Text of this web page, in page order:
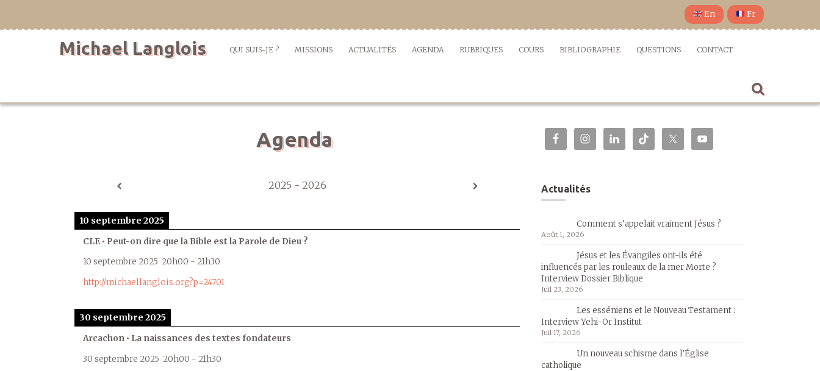
En Fr
Michael Langlois QUI SUIS-JE ? MISSIONS ACTUALITÉS AGENDA RUBRIQUES COURS BIBLIOGRAPHIE QUESTIONS CONTACT
Agenda
2025 - 2026
10 septembre 2025
CLE • Peut-on dire que la Bible est la Parole de Dieu ?
10 septembre 2025 20h00 - 21h30
http://michaellanglois.org?p=24701
30 septembre 2025
Arcachon • La naissances des textes fondateurs
30 septembre 2025 20h00 - 21h30
Actualités
Comment s’appelait vraiment Jésus ?
Août 1, 2026
Jésus et les Évangiles ont-ils été
influencés par les rouleaux de la mer Morte ?
Interview Dossier Biblique
Juil 23, 2026
Les esséniens et le Nouveau Testament :
Interview Yehi-Or Institut
Juil 17, 2026
Un nouveau schisme dans l’Église
catholique